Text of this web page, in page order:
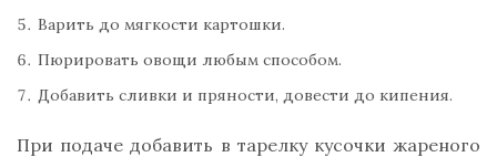
Варить до мягкости картошки.
Пюрировать овощи любым способом.
Добавить сливки и пряности, довести до кипения.
При подаче добавить в тарелку кусочки жареного